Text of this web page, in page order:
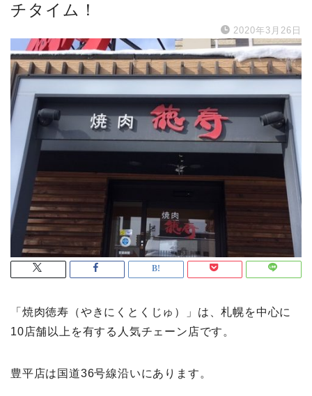
チタイム！
2020年3月26日
「焼肉徳寿（やきにくとくじゅ）」は、札幌を中心に
10店舗以上を有する人気チェーン店です。
豊平店は国道36号線沿いにあります。